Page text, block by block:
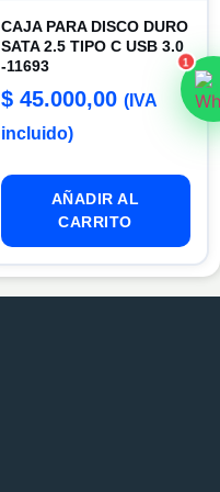
CAJA PARA DISCO DURO
SATA 2.5 TIPO C USB 3.0
-11693
$45.000,00 (IVA
incluido)
AÑADIR AL
CARRITO
1